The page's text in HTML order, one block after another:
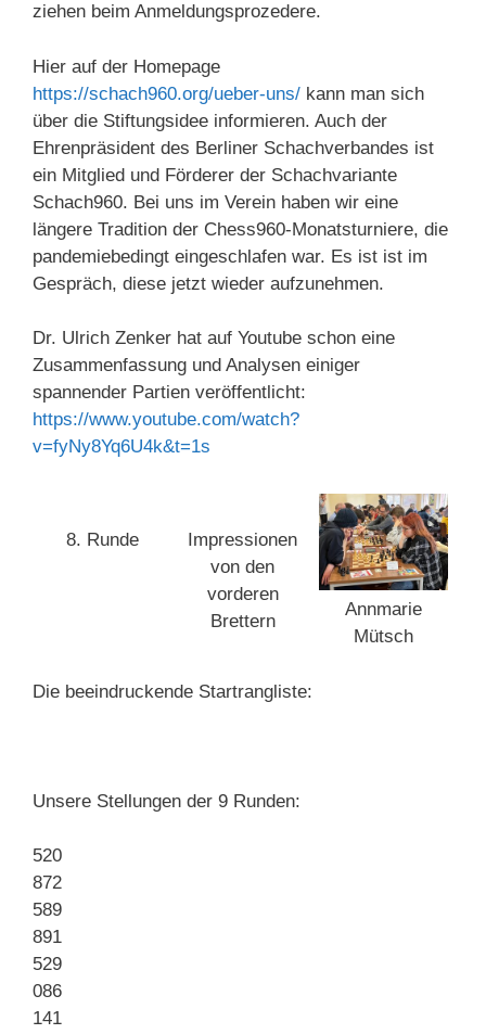
ziehen beim Anmeldungsprozedere.
Hier auf der Homepage
https://schach960.org/ueber-uns/ kann man sich
über die Stiftungsidee informieren. Auch der
Ehrenpräsident des Berliner Schachverbandes ist
ein Mitglied und Förderer der Schachvariante
Schach960. Bei uns im Verein haben wir eine
längere Tradition der Chess960-Monatsturniere, die
pandemiebedingt eingeschlafen war. Es ist ist im
Gespräch, diese jetzt wieder aufzunehmen.
Dr. Ulrich Zenker hat auf Youtube schon eine
Zusammenfassung und Analysen einiger
spannender Partien veröffentlicht:
https://www.youtube.com/watch?
v=fyNy8Yq6U4k&t=1s
8. Runde
Impressionen
von den
vorderen
Brettern
Annmarie
Mütsch
Die beeindruckende Startrangliste:
Unsere Stellungen der 9 Runden:
520
872
589
891
529
086
141